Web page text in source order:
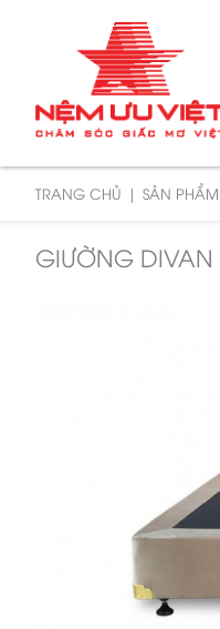
TRANG CHỦ SẢN PHẨM
GIƯỜNG DIVAN